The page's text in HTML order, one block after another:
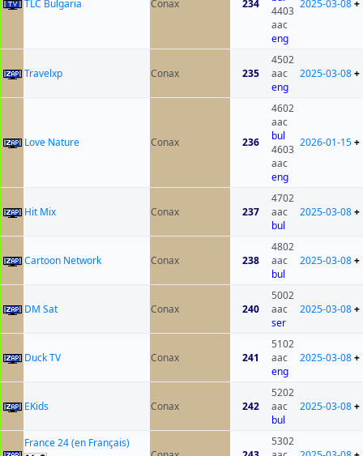
TLC Bulgaria Conax 234
4403
aac
eng
2025-03-08+
Travelxp Conax 235
4502
aac
eng
2025-03-08+
Love Nature Conax 236
4602
aac
bul
4603
aac
eng
2026-01-15+
Hit Mix Conax 237
4702
aac
bul
2025-03-08+
Cartoon Network Conax 238
4802
aac
bul
2025-03-08+
DM Sat Conax 240
5002
aac
ser
2025-03-08+
Duck TV Conax 241
5102
aac
eng
2025-03-08+
EKids Conax 242
5202
aac
bul
2025-03-08+
France 24 (en Français)
5302